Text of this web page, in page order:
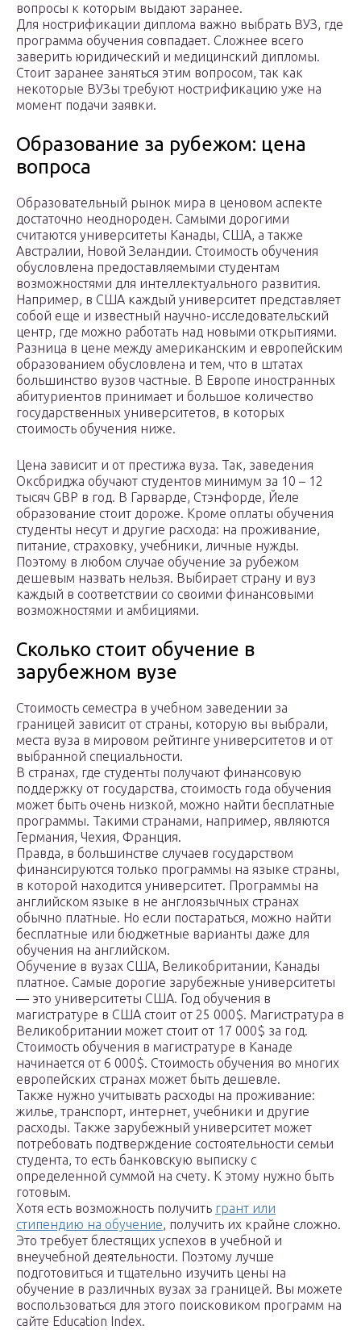
вопросы к которым выдают заранее.
Для нострификации диплома важно выбрать ВУЗ, где
программа обучения совпадает. Сложнее всего
заверить юридический и медицинский дипломы.
Стоит заранее заняться этим вопросом, так как
некоторые ВУЗы требуют нострификацию уже на
момент подачи заявки.
Образование за рубежом: цена
вопроса
Образовательный рынок мира в ценовом аспекте
достаточно неоднороден. Самыми дорогими
считаются университеты Канады, США, а также
Австралии, Новой Зеландии. Стоимость обучения
обусловлена предоставляемыми студентам
возможностями для интеллектуального развития.
Например, в США каждый университет представляет
собой еще и известный научно-исследовательский
центр, где можно работать над новыми открытиями.
Разница в цене между американским и европейским
образованием обусловлена и тем, что в штатах
большинство вузов частные. В Европе иностранных
абитуриентов принимает и большое количество
государственных университетов, в которых
стоимость обучения ниже.
Цена зависит и от престижа вуза. Так, заведения
Оксбриджа обучают студентов минимум за 10 – 12
тысяч GBP в год. В Гарварде, Стэнфорде, Йеле
образование стоит дороже. Кроме оплаты обучения
студенты несут и другие расхода: на проживание,
питание, страховку, учебники, личные нужды.
Поэтому в любом случае обучение за рубежом
дешевым назвать нельзя. Выбирает страну и вуз
каждый в соответствии со своими финансовыми
возможностями и амбициями.
Сколько стоит обучение в
зарубежном вузе
Стоимость семестра в учебном заведении за
границей зависит от страны, которую вы выбрали,
места вуза в мировом рейтинге университетов и от
выбранной специальности.
В странах, где студенты получают финансовую
поддержку от государства, стоимость года обучения
может быть очень низкой, можно найти бесплатные
программы. Такими странами, например, являются
Германия, Чехия, Франция.
Правда, в большинстве случаев государством
финансируются только программы на языке страны,
в которой находится университет. Программы на
английском языке в не англоязычных странах
обычно платные. Но если постараться, можно найти
бесплатные или бюджетные варианты даже для
обучения на английском.
Обучение в вузах США, Великобритании, Канады
платное. Самые дорогие зарубежные университеты
— это университеты США. Год обучения в
магистратуре в США стоит от 25 000$. Магистратура в
Великобритании может стоит от 17 000$ за год.
Стоимость обучения в магистратуре в Канаде
начинается от 6 000$. Стоимость обучения во многих
европейских странах может быть дешевле.
Также нужно учитывать расходы на проживание:
жилье, транспорт, интернет, учебники и другие
расходы. Также зарубежный университет может
потребовать подтверждение состоятельности семьи
студента, то есть банковскую выписку с
определенной суммой на счету. К этому нужно быть
готовым.
Хотя есть возможность получить грант или
стипендию на обучение, получить их крайне сложно.
Это требует блестящих успехов в учебной и
внеучебной деятельности. Поэтому лучше
подготовиться и тщательно изучить цены на
обучение в различных вузах за границей. Вы можете
воспользоваться для этого поисковиком программ на
сайте Education Index.